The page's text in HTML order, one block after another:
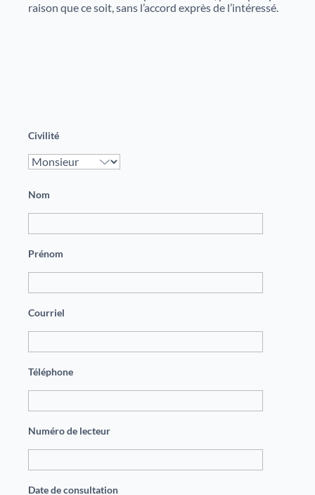
raison que ce soit, sans l’accord exprès de l’intéressé.
Civilité
Nom
Prénom
Courriel
Téléphone
Numéro de lecteur
Date de consultation